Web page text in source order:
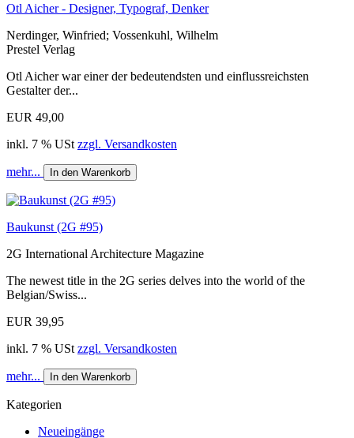
Otl Aicher - Designer, Typograf, Denker
Nerdinger, Winfried; Vossenkuhl, Wilhelm
Prestel Verlag
Otl Aicher war einer der bedeutendsten und einflussreichsten
Gestalter der...
EUR 49,00
inkl. 7 % USt zzgl. Versandkosten
mehr... In den Warenkorb
Baukunst (2G #95)
2G International Architecture Magazine
The newest title in the 2G series delves into the world of the
Belgian/Swiss...
EUR 39,95
inkl. 7 % USt zzgl. Versandkosten
mehr... In den Warenkorb
Kategorien
Neueingänge